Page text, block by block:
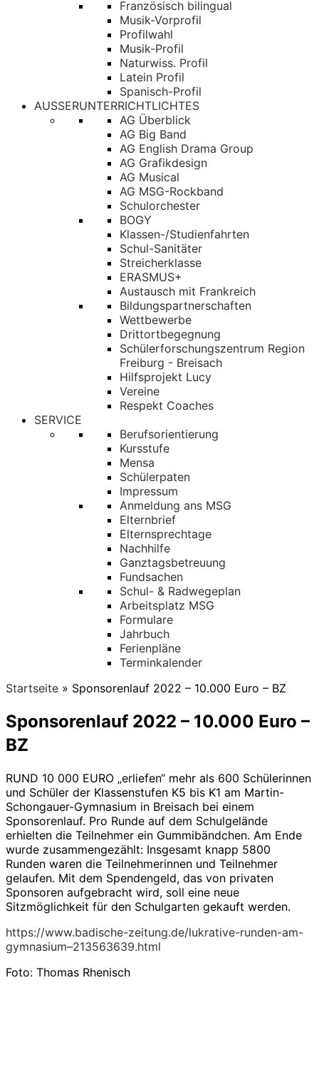
Französisch bilingual
Musik-Vorprofil
Profilwahl
Musik-Profil
Naturwiss. Profil
Latein Profil
Spanisch-Profil
AUSSERUNTERRICHTLICHTES
AG Überblick
AG Big Band
AG English Drama Group
AG Grafikdesign
AG Musical
AG MSG-Rockband
Schulorchester
BOGY
Klassen-/Studienfahrten
Schul-Sanitäter
Streicherklasse
ERASMUS+
Austausch mit Frankreich
Bildungspartnerschaften
Wettbewerbe
Drittortbegegnung
Schülerforschungszentrum Region
Freiburg - Breisach
Hilfsprojekt Lucy
Vereine
Respekt Coaches
SERVICE
Berufsorientierung
Kursstufe
Mensa
Schülerpaten
Impressum
Anmeldung ans MSG
Elternbrief
Elternsprechtage
Nachhilfe
Ganztagsbetreuung
Fundsachen
Schul- & Radwegeplan
Arbeitsplatz MSG
Formulare
Jahrbuch
Ferienpläne
Terminkalender
Startseite » Sponsorenlauf 2022 – 10.000 Euro – BZ
Sponsorenlauf 2022 – 10.000 Euro –
BZ
RUND 10 000 EURO „erliefen“ mehr als 600 Schülerinnen
und Schüler der Klassenstufen K5 bis K1 am Martin-
Schongauer-Gymnasium in Breisach bei einem
Sponsorenlauf. Pro Runde auf dem Schulgelände
erhielten die Teilnehmer ein Gummibändchen. Am Ende
wurde zusammengezählt: Insgesamt knapp 5800
Runden waren die Teilnehmerinnen und Teilnehmer
gelaufen. Mit dem Spendengeld, das von privaten
Sponsoren aufgebracht wird, soll eine neue
Sitzmöglichkeit für den Schulgarten gekauft werden.
https://www.badische-zeitung.de/lukrative-runden-am-
gymnasium–213563639.html
Foto: Thomas Rhenisch